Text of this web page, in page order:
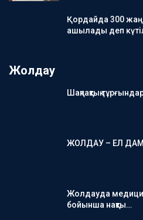
Қордайда 300
ашылады деп
Жолдау
Шақпақтық
ЖОЛДАУ – ЕЛ
Жолдауда
бойынша нақты…